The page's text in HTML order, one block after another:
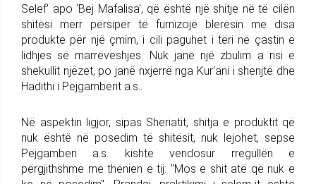
Selef' apo 'Bej Mafalisa', që është një shitje në të cilën
shitësi merr përsipër të furnizojë blerësin me disa
produkte për një çmim, i cili paguhet i tëri në çastin e
lidhjes së marrëveshjes. Nuk janë një zbulim a risi e
shekullit njëzet, po janë nxjerrë nga Kur'ani i shenjtë dhe
Hadithi i Pejgamberit a.s..
Në aspektin ligjor, sipas Sheriatit, shitja e produktit që
nuk është në posedim të shitësit, nuk lejohet, sepse
Pejgamberi a.s. kishte vendosur rregullën e
përgjithshme me thënien e tij: "Mos e shit atë që nuk e